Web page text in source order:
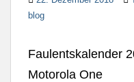
blog
Faulentskalender
Motorola One